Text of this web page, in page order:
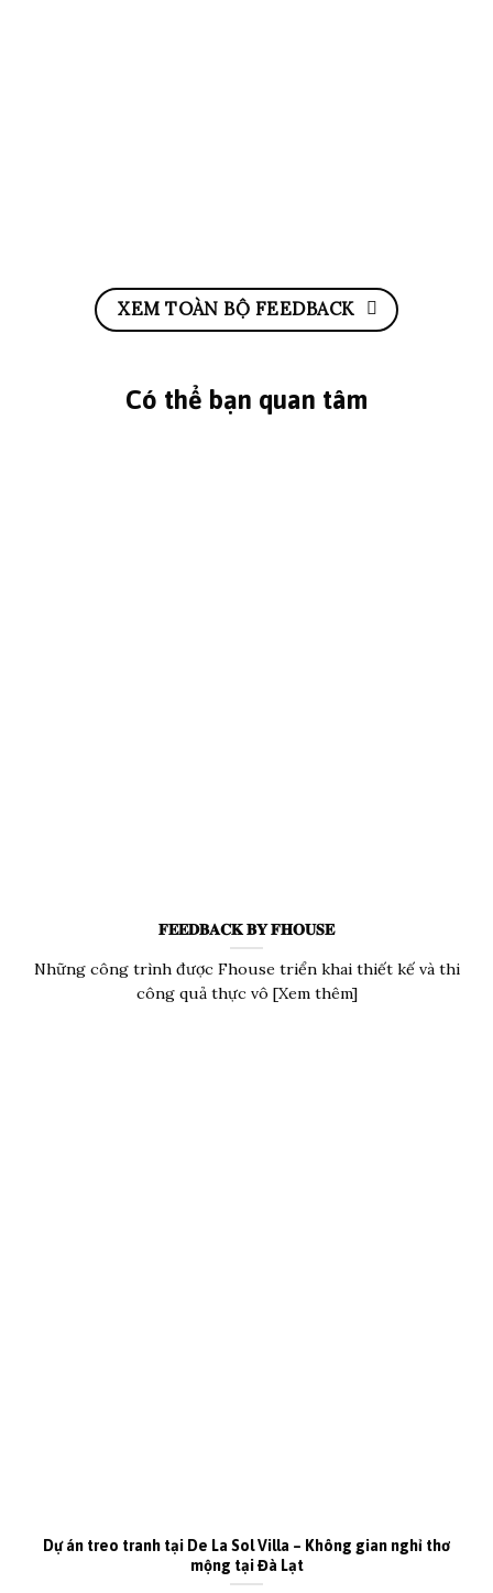
XEM TOÀN BỘ FEEDBACK
Có thể bạn quan tâm
𝐅𝐄𝐄𝐃𝐁𝐀𝐂𝐊 𝐁𝐘 𝐅𝐇𝐎𝐔𝐒𝐄
Những công trình được Fhouse triển khai thiết kế và thi
công quả thực vô [Xem thêm]
Dự án treo tranh tại De La Sol Villa – Không gian nghỉ thơ
mộng tại Đà Lạt